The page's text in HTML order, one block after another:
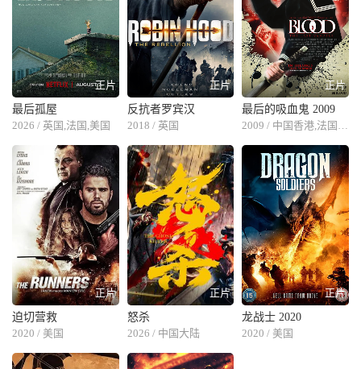
正片
最后孤屋
2026 / 英国,法国,美国
正片
反抗者罗宾汉
2018 / 英国
正片
最后的吸血鬼 2009
正片
迫切营救
2020 / 美国
正片
怒杀
2026 / 中国大陆
正片
龙战士 2020
2020 / 美国